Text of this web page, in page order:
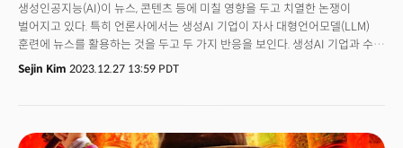
넷플릭스도 성장을 위해 광고 분야로 진출했죠. 현재 기업 입장에선
구독료보다 광고 가격을 인상하는 게 더 쉬워보입니다. 이마케터(eMarketer)
추정 데이터에 따르면 아마존, 애플, 마이크로소프트는 올해 총 690억 달러의
광고 수익을 창출할 것으로 예상됩니다. 이들의 전체 비즈니스에서 작은
생성인공지능(AI)이 뉴스, 콘텐츠 등에 미칠 영향을 두고 치열한 논쟁이
벌어지고 있다. 특히 언론사에서는 생성AI 기업이 자사 대형언어모델(LLM)
훈련에 뉴스를 활용하는 것을 두고 두 가지 반응을 보인다. 생성AI 기업과 수익
배분을 놓고 대립하거나, 라이선스 계약을 받고 협업하는 방식이다. 이때 눈에
띄는 부분은 생성AI가 뉴스에 미칠 영향이 크다는 인식은 이미 전제, 움직이고
Sejin Kim 2023.12.27 13:59 PDT